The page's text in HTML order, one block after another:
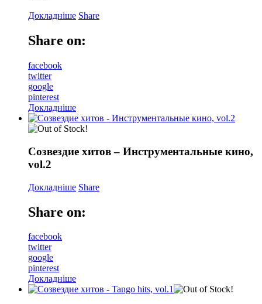
Докладніше Share
Share on:
facebook
twitter
google
pinterest
Докладніше
Созвездие хитов – Инструментальные кино,
vol.2
Докладніше Share
Share on:
facebook
twitter
google
pinterest
Докладніше